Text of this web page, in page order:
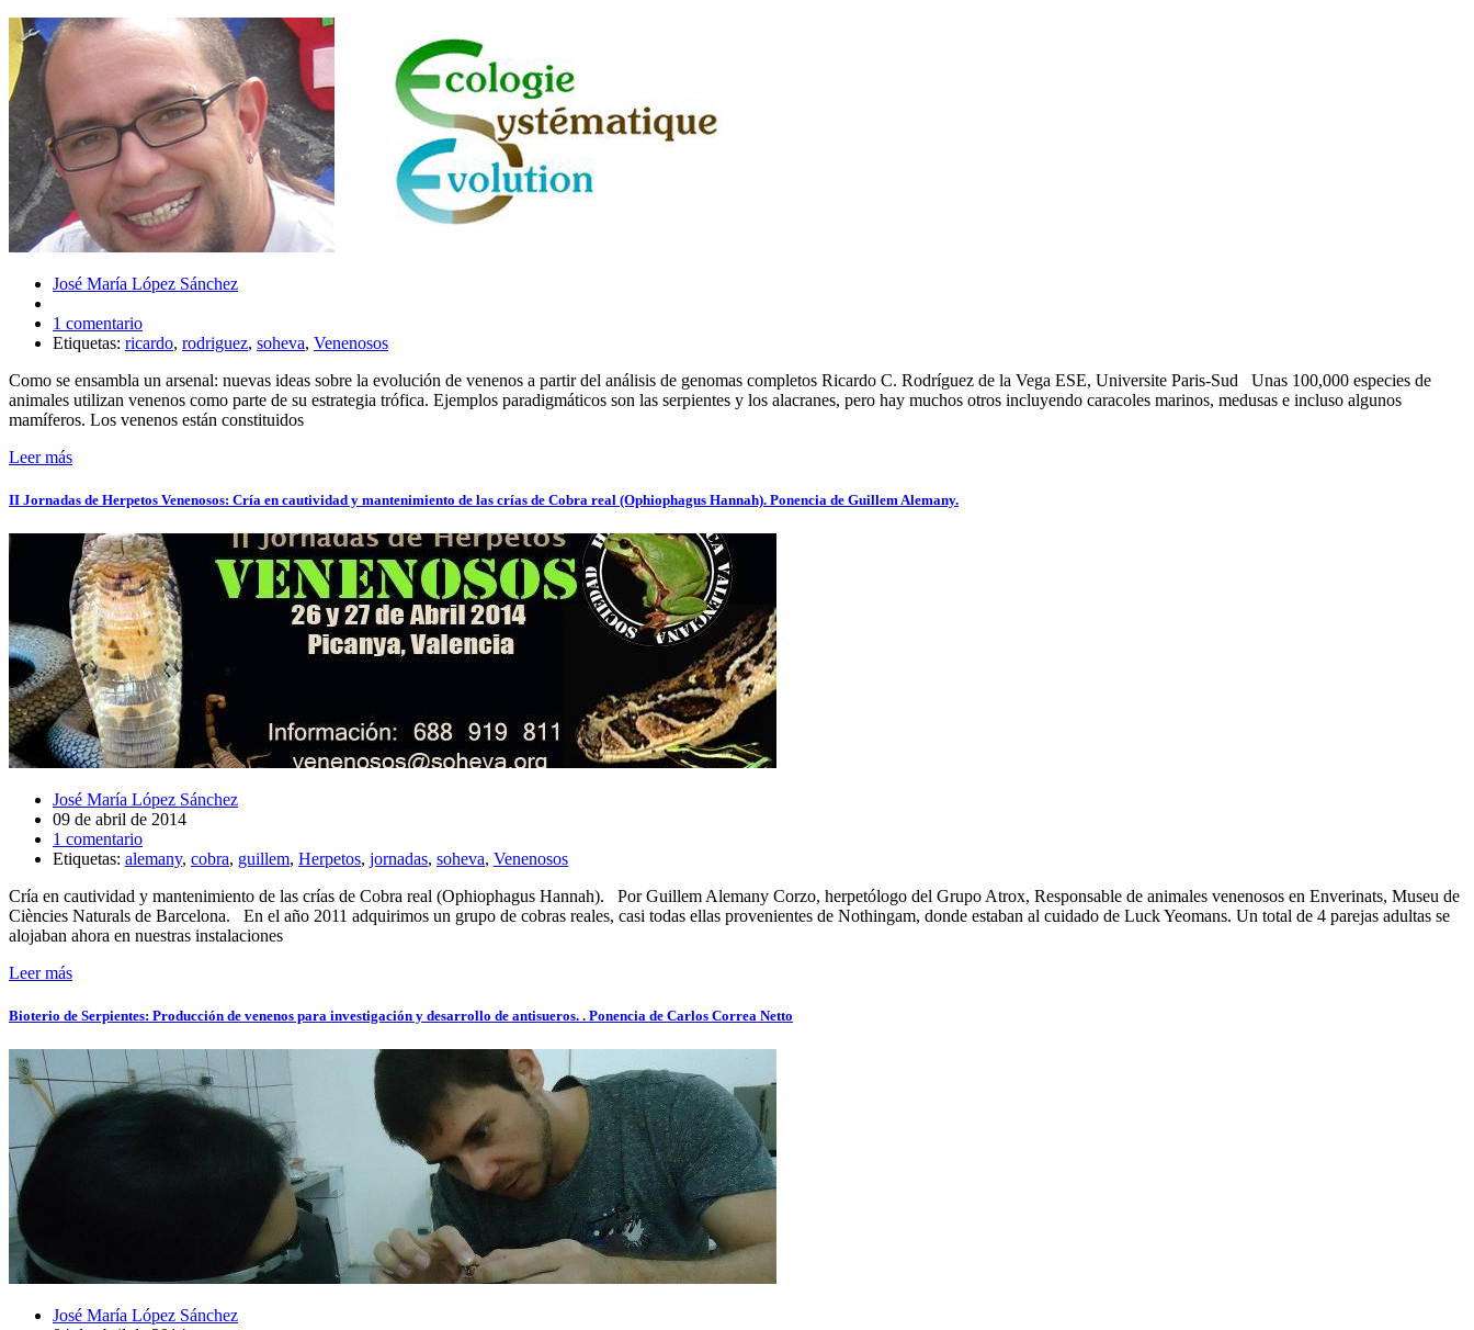
José María López Sánchez
1 comentario
Etiquetas: ricardo, rodriguez, soheva, Venenosos
Como se ensambla un arsenal: nuevas ideas sobre la evolución de venenos a partir del análisis de genomas completos Ricardo C. Rodríguez de la Vega ESE, Universite Paris-Sud Unas 100,000 especies de
animales utilizan venenos como parte de su estrategia trófica. Ejemplos paradigmáticos son las serpientes y los alacranes, pero hay muchos otros incluyendo caracoles marinos, medusas e incluso algunos
mamíferos. Los venenos están constituidos
Leer más
II Jornadas de Herpetos Venenosos: Cría en cautividad y mantenimiento de las crías de Cobra real (Ophiophagus Hannah). Ponencia de Guillem Alemany.
José María López Sánchez
09 de abril de 2014
1 comentario
Etiquetas: alemany, cobra, guillem, Herpetos, jornadas, soheva, Venenosos
Cría en cautividad y mantenimiento de las crías de Cobra real (Ophiophagus Hannah). Por Guillem Alemany Corzo, herpetólogo del Grupo Atrox, Responsable de animales venenosos en Enverinats, Museu de
Ciències Naturals de Barcelona. En el año 2011 adquirimos un grupo de cobras reales, casi todas ellas provenientes de Nothingam, donde estaban al cuidado de Luck Yeomans. Un total de 4 parejas adultas se
alojaban ahora en nuestras instalaciones
Leer más
Bioterio de Serpientes: Producción de venenos para investigación y desarrollo de antisueros. . Ponencia de Carlos Correa Netto
José María López Sánchez